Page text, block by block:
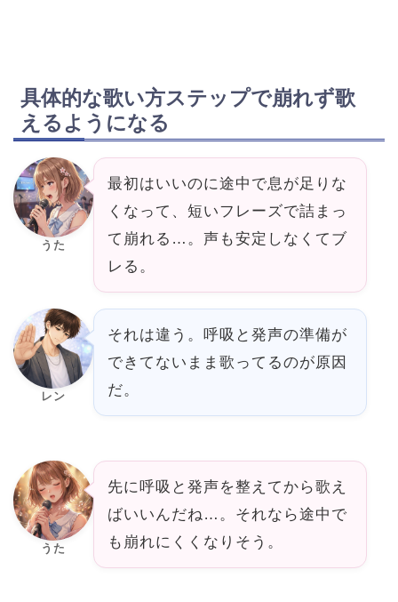
具体的な歌い方ステップで崩れず歌
えるようになる
うた
最初はいいのに途中で息が足りな
くなって、短いフレーズで詰まっ
て崩れる…。声も安定しなくてブ
レる。
レン
それは違う。呼吸と発声の準備が
できてないまま歌ってるのが原因
だ。
うた
先に呼吸と発声を整えてから歌え
ばいいんだね…。それなら途中で
も崩れにくくなりそう。